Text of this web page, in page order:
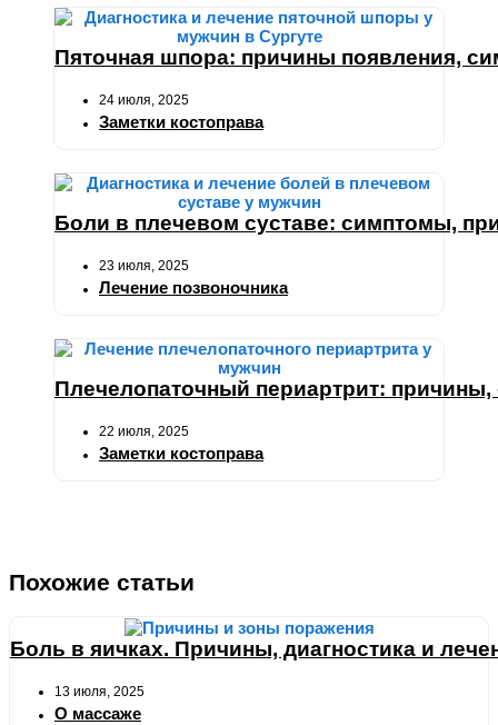
Пяточная шпора: причины появления,
24 июля, 2025
Заметки костоправа
Боли в плечевом суставе: симптомы,
23 июля, 2025
Лечение позвоночника
Плечелопаточный периартрит:
22 июля, 2025
Заметки костоправа
Похожие статьи
Боль в яичках. Причины, диагностика и
13 июля, 2025
О массаже